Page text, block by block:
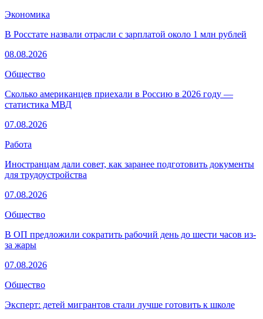
Экономика
В Росстате назвали отрасли с зарплатой около 1 млн рублей
08.08.2026
Общество
Сколько американцев приехали в Россию в 2026 году —
статистика МВД
07.08.2026
Работа
Иностранцам дали совет, как заранее подготовить документы
для трудоустройства
07.08.2026
Общество
В ОП предложили сократить рабочий день до шести часов из-
за жары
07.08.2026
Общество
Эксперт: детей мигрантов стали лучше готовить к школе